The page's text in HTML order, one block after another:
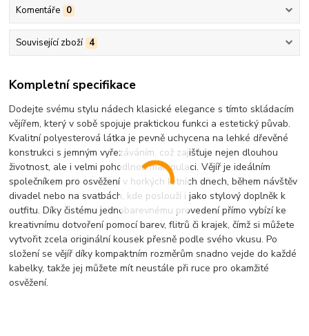
Komentáře 0
Související zboží 4
Kompletní specifikace
Dodejte svému stylu nádech klasické elegance s tímto skládacím
vějířem, který v sobě spojuje praktickou funkci a estetický půvab.
Kvalitní polyesterová látka je pevně uchycena na lehké dřevěné
konstrukci s jemným vyřezáváním, což zajišťuje nejen dlouhou
životnost, ale i velmi pohodlnou manipulaci. Vějíř je ideálním
společníkem pro osvěžení v horkých letních dnech, během návštěv
divadel nebo na svatbách, kde poslouží i jako stylový doplněk k
outfitu. Díky čistému jednobarevnému provedení přímo vybízí ke
kreativnímu dotvoření pomocí barev, flitrů či krajek, čímž si můžete
vytvořit zcela originální kousek přesně podle svého vkusu. Po
složení se vějíř díky kompaktním rozměrům snadno vejde do každé
kabelky, takže jej můžete mít neustále při ruce pro okamžité
osvěžení.